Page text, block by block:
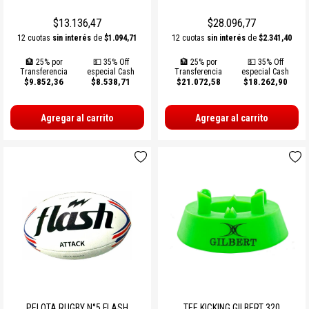
ACCESORIOS BOXEO
PERA Y CIELO Y TIERRA
RING DE BOXEO
COMBOS
Ver todos
PILATES Y YOGA
REHABILITACION
Ver todos
BOSU Y MINI BOSUS |
PESAS RUSAS
CALLERAS GUANTES Y
VOLEY
BOLSOS PORTA PELOTAS
BOLSOS Y MOCHILAS
PELOTAS COLEGIALES
RUGBY Y FUTBOL AMERICANO
INFLADORES Y SILBATOS
$13.136,47
12 cuotas sin interés de $1.094,71
🏦 25% por
Transferencia
$9.852,36
💵 35% Off
especial Cash
$8.538,71
Agregar al carrito
$28.096,77
12 cuotas sin interés de $2.341,40
🏦 25% por
Transferencia
$21.072,58
💵 35% Off
especial Cash
$18.262,90
Agregar al carrito